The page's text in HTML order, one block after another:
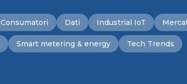
Consumatori Dati Industrial IoT
Smart metering & energy Tech Trends